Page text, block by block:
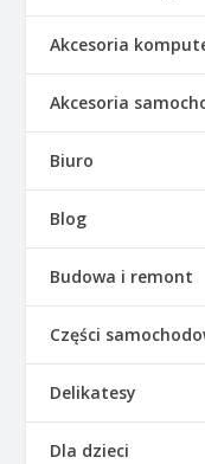
Akcesoria
Akcesoria
Biuro
Blog
Budowa i remont
Części
Delikatesy
Dla dzieci